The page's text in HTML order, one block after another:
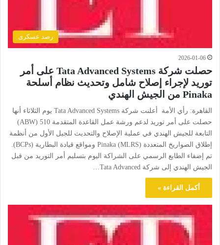
رصد عسكرى
2026-01-06
حصلت شركة Tata Advanced Systems على أمر
توريد لإجراء إصلاح شامل وتحديث نظام أسلحة
Pinaka من الجيش الهندي
القاهرة: رأي الأمة أعلنت شركة Tata Advanced Systems يوم الثلاثاء أنها
حصلت على أمر توريد لدعم ورشة عمل القاعدة المتقدمة 510 (ABW)
التابعة للجيش الهندي في عملية الإصلاح والتحديث للجيل الأول من أنظمة
إطلاق الصواريخ المتعددة Pinaka (MLRS) ومواقع قيادة البطارية (BCPs).
تم إضفاء الطابع الرسمي على الشراكة اليوم بتسليم أمر التوريد من قبل
الجيش الهندي إلى شركة Tata Advanced…
أكمل القراءة »